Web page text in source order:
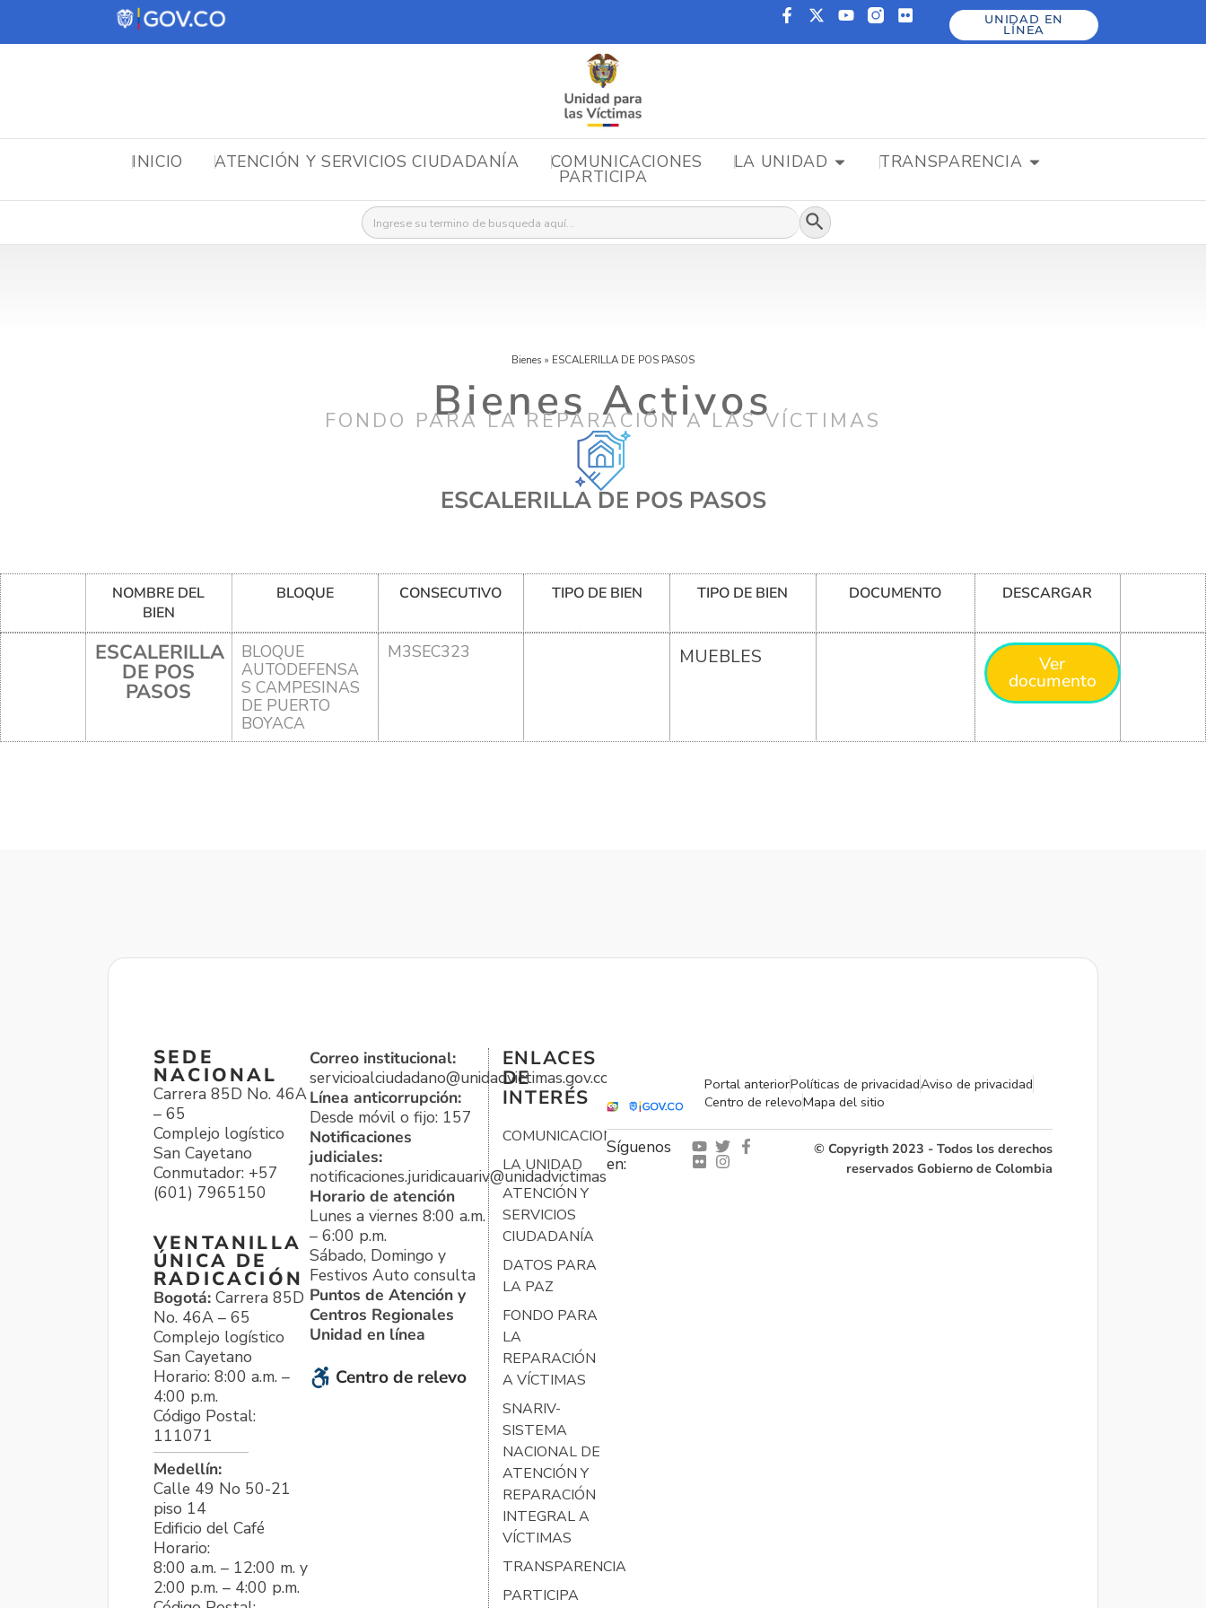
UNIDAD EN
LÍNEA
INICIO ATENCIÓN Y SERVICIOS CIUDADANÍA COMUNICACIONES LA UNIDAD TRANSPARENCIA
PARTICIPA
Buscar: Botón de búsqueda
Bienes » ESCALERILLA DE POS PASOS
Bienes Activos
FONDO PARA LA REPARACIÓN A LAS VÍCTIMAS
ESCALERILLA DE POS PASOS
NOMBRE DEL
BIEN
BLOQUE CONSECUTIVO TIPO DE BIEN TIPO DE BIEN DOCUMENTO DESCARGAR
ESCALERILLA
DE POS
PASOS
BLOQUE
AUTODEFENSA
S CAMPESINAS
DE PUERTO
BOYACA
M3SEC323 MUEBLES Ver
documento
SEDE
NACIONAL
Carrera 85D No. 46A
– 65
Complejo logístico
San Cayetano
Conmutador: +57
(601) 7965150
VENTANILLA
ÚNICA DE
RADICACIÓN
Bogotá: Carrera 85D
No. 46A – 65
Complejo logístico
San Cayetano
Horario: 8:00 a.m. –
4:00 p.m.
Código Postal:
111071
Medellín:
Calle 49 No 50-21
piso 14
Edificio del Café
Horario:
8:00 a.m. – 12:00 m. y
2:00 p.m. – 4:00 p.m.
Correo institucional:
servicioalciudadano@unidadvictimas.gov.co
Línea anticorrupción:
Desde móvil o fijo: 157
Notificaciones
judiciales:
notificaciones.juridicauariv@unidadvictimas.gov.co
Horario de atención
Lunes a viernes 8:00 a.m.
– 6:00 p.m.
Sábado, Domingo y
Festivos Auto consulta
Puntos de Atención y
Centros Regionales
Unidad en línea
Centro de relevo
ENLACES
DE
INTERÉS
COMUNICACIONES
LA UNIDAD
ATENCIÓN Y
SERVICIOS
CIUDADANÍA
DATOS PARA
LA PAZ
FONDO PARA
LA
REPARACIÓN
A VÍCTIMAS
SNARIV-
SISTEMA
NACIONAL DE
ATENCIÓN Y
REPARACIÓN
INTEGRAL A
VÍCTIMAS
TRANSPARENCIA
PARTICIPA
Portal anteriorPolíticas de privacidadAviso de privacidad
Centro de relevoMapa del sitio
Síguenos
en:
© Copyrigth 2023 - Todos los derechos
reservados Gobierno de Colombia